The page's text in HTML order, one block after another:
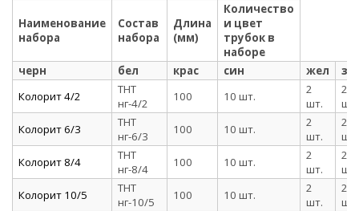
Наименование
набора
Состав
набора
Длина
(мм)
Количество
и цвет
трубок в
наборе
черн
бел крас син жел
Колорит 4/2
ТНТ
нг-4/2
100 10 шт.
2
шт.
2
шт.
Колорит 6/3
ТНТ
нг-6/3
100 10 шт.
2
шт.
2
шт.
Колорит 8/4
ТНТ
нг-8/4
100 10 шт.
2
шт.
2
шт.
Колорит 10/5
ТНТ
нг-10/5
100 10 шт.
2
шт.
2
шт.